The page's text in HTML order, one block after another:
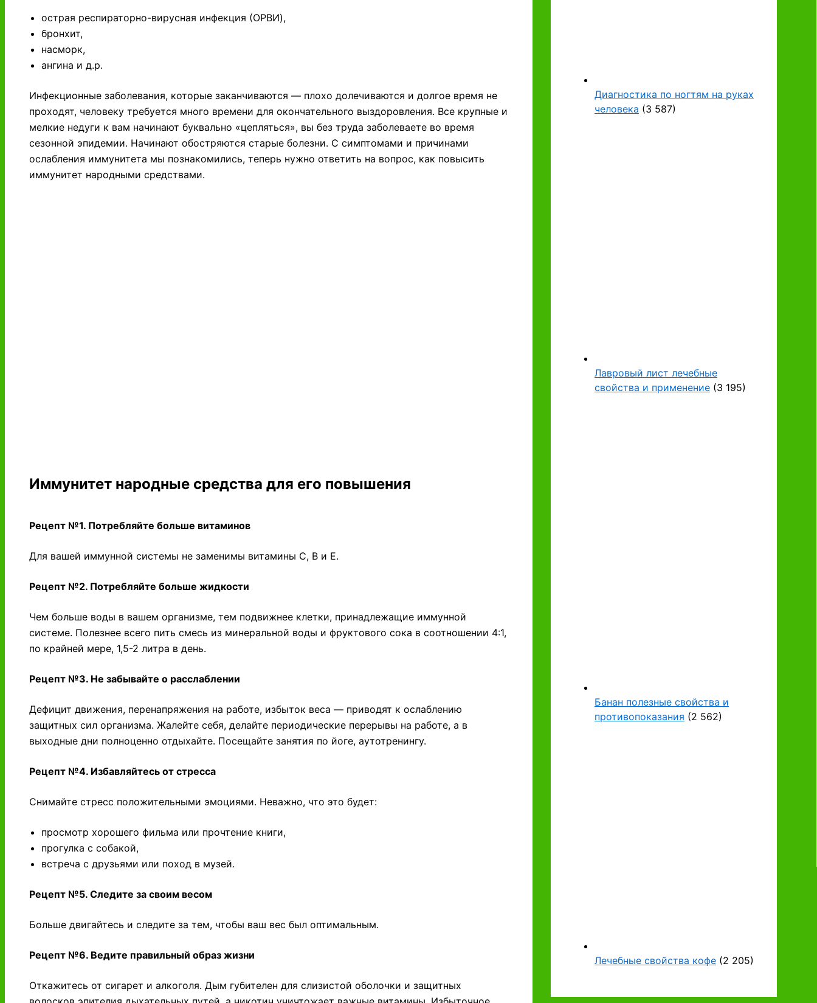
острая респираторно-вирусная инфекция (ОРВИ),
бронхит,
насморк,
ангина и д.р.
Инфекционные заболевания, которые заканчиваются — плохо долечиваются и долгое время не
проходят, человеку требуется много времени для окончательного выздоровления. Все крупные и
мелкие недуги к вам начинают буквально «цепляться», вы без труда заболеваете во время
сезонной эпидемии. Начинают обостряются старые болезни. С симптомами и причинами
ослабления иммунитета мы познакомились, теперь нужно ответить на вопрос, как повысить
иммунитет народными средствами.
Иммунитет народные средства для его повышения
Рецепт №1. Потребляйте больше витаминов
Для вашей иммунной системы не заменимы витамины С, В и Е.
Рецепт №2. Потребляйте больше жидкости
Чем больше воды в вашем организме, тем подвижнее клетки, принадлежащие иммунной
системе. Полезнее всего пить смесь из минеральной воды и фруктового сока в соотношении 4:1,
по крайней мере, 1,5-2 литра в день.
Рецепт №3. Не забывайте о расслаблении
Дефицит движения, перенапряжения на работе, избыток веса — приводят к ослаблению
защитных сил организма. Жалейте себя, делайте периодические перерывы на работе, а в
выходные дни полноценно отдыхайте. Посещайте занятия по йоге, аутотренингу.
Рецепт №4. Избавляйтесь от стресса
Снимайте стресс положительными эмоциями. Неважно, что это будет:
просмотр хорошего фильма или прочтение книги,
прогулка с собакой,
встреча с друзьями или поход в музей.
Рецепт №5. Следите за своим весом
Больше двигайтесь и следите за тем, чтобы ваш вес был оптимальным.
Рецепт №6. Ведите правильный образ жизни
Откажитесь от сигарет и алкоголя. Дым губителен для слизистой оболочки и защитных
Диагностика по ногтям на руках
человека (3 587)
Лавровый лист лечебные
свойства и применение (3 195)
Банан полезные свойства и
противопоказания (2 562)
Лечебные свойства кофе (2 205)